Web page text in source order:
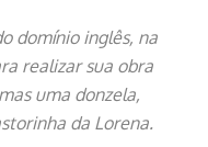
domínio inglês, na
realizar sua obra
uma donzela,
da Lorena.